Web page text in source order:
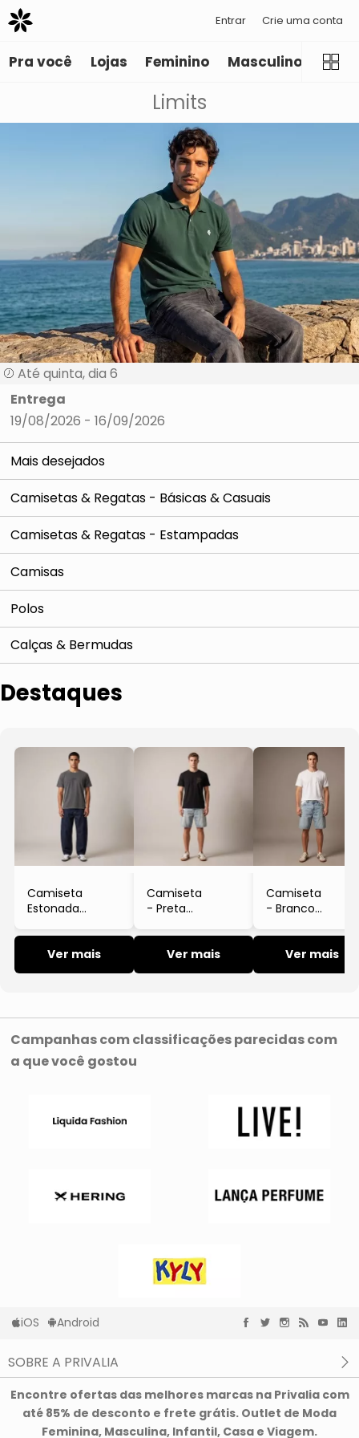
Entrar Crie uma conta
Pra você Lojas Feminino Masculino
Limits
Até quinta, dia 6
Entrega
19/08/2026 - 16/09/2026
Mais desejados
Camisetas & Regatas - Básicas & Casuais
Camisetas & Regatas - Estampadas
Camisas
Polos
Calças & Bermudas
Destaques
Camiseta
Estonada
- Limits
Ver mais
Camiseta
- Preta
Ver mais
Camiseta
- Branco
Ver mais
Campanhas com classificações parecidas com
a que você gostou
iOS Android
SOBRE A PRIVALIA
Privacidade e Cookies
Condições de uso
Encontre ofertas das melhores marcas na Privalia com
até 85% de desconto e frete grátis. Outlet de Moda
Feminina, Masculina, Infantil, Casa e Viagem.